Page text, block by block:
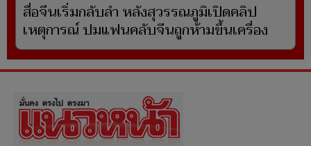
สื่อจีนเริ่มกลับลำ หลังสุวรรณภูมิเปิดคลิป
เหตุการณ์ ปมแฟนคลับจีนถูกห้ามขึ้นเครื่อง